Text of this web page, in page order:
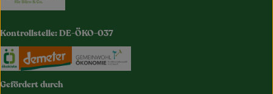
Kontrollstelle: DE-ÖKO-037
Externer Link zu https://www.oekokiste.de/
Externer Link zu https://www.demeter.de/
Gefördert durch